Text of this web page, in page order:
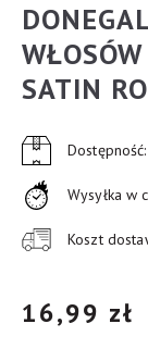
SATIN
Wysyłka w
Koszt
16,99 zł